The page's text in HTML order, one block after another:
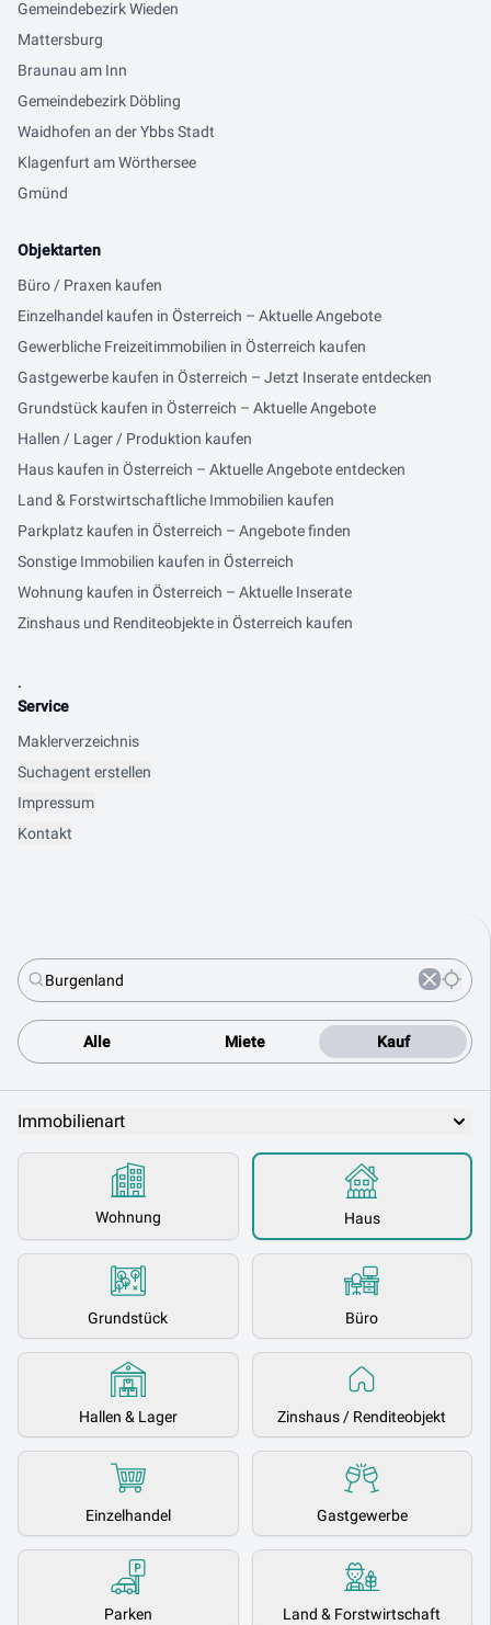
Alle Miete Kauf
Immobilienart
Wohnung Haus
Grundstück Büro
Hallen & Lager Zinshaus / Renditeobjekt
Einzelhandel Gastgewerbe
Parken Land & Forstwirtschaft
Gemeindebezirk Wieden
Mattersburg
Braunau am Inn
Gemeindebezirk Döbling
Waidhofen an der Ybbs Stadt
Klagenfurt am Wörthersee
Gmünd
Objektarten
Büro / Praxen kaufen
Einzelhandel kaufen in Österreich – Aktuelle Angebote
Gewerbliche Freizeitimmobilien in Österreich kaufen
Gastgewerbe kaufen in Österreich – Jetzt Inserate entdecken
Grundstück kaufen in Österreich – Aktuelle Angebote
Hallen / Lager / Produktion kaufen
Haus kaufen in Österreich – Aktuelle Angebote entdecken
Land & Forstwirtschaftliche Immobilien kaufen
Parkplatz kaufen in Österreich – Angebote finden
Sonstige Immobilien kaufen in Österreich
Wohnung kaufen in Österreich – Aktuelle Inserate
Zinshaus und Renditeobjekte in Österreich kaufen
.
Service
Maklerverzeichnis
Suchagent erstellen
Impressum
Kontakt